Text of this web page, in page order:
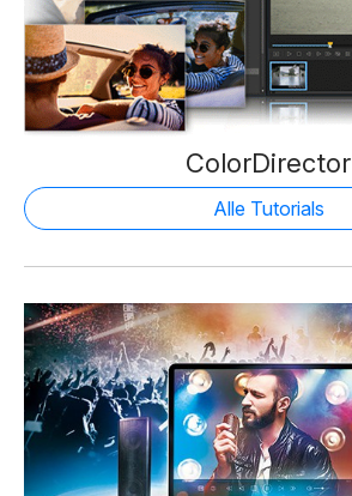
ColorDirector
Alle Tutorials